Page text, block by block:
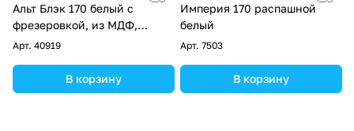
Альт Блэк 170 белый с
фрезеровкой, из МДФ,
раздвижной
Арт. 40919
В корзину
Империя 170 распашной
белый
Арт. 7503
В корзину